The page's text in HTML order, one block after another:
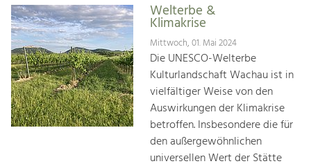
Welterbe &
Klimakrise
Mittwoch, 01. Mai 2024
Die UNESCO-Welterbe
Kulturlandschaft Wachau ist in
vielfältiger Weise von den
Auswirkungen der Klimakrise
betroffen. Insbesondere die für
den außergewöhnlichen
universellen Wert der Stätte